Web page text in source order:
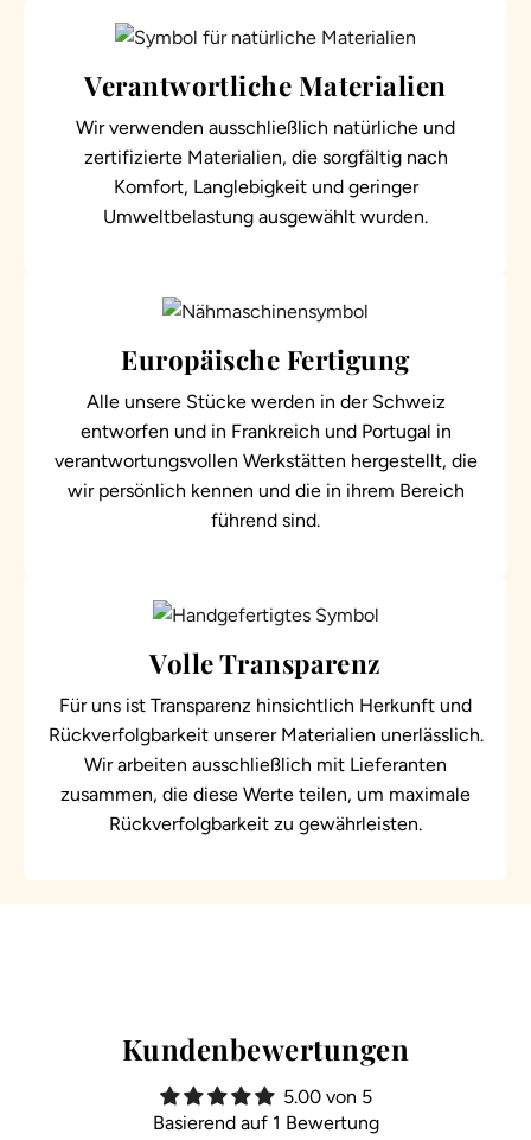
Verantwortliche Materialien
Wir verwenden ausschließlich natürliche und
zertifizierte Materialien, die sorgfältig nach
Komfort, Langlebigkeit und geringer
Umweltbelastung ausgewählt wurden.
Europäische Fertigung
Alle unsere Stücke werden in der Schweiz
entworfen und in Frankreich und Portugal in
verantwortungsvollen Werkstätten hergestellt, die
wir persönlich kennen und die in ihrem Bereich
führend sind.
Volle Transparenz
Für uns ist Transparenz hinsichtlich Herkunft und
Rückverfolgbarkeit unserer Materialien unerlässlich.
Wir arbeiten ausschließlich mit Lieferanten
zusammen, die diese Werte teilen, um maximale
Rückverfolgbarkeit zu gewährleisten.
Kundenbewertungen
5.00 von 5
Basierend auf 1 Bewertung